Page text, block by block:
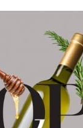
A LOS FANS
CASO QUE